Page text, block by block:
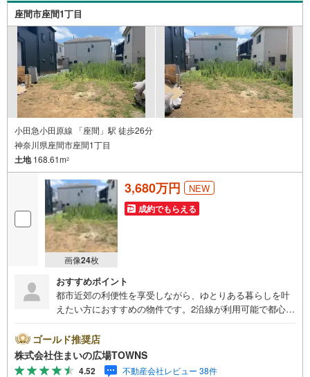
い♪駐車場もございますので、お車でのお越しも大歓迎で
す！
座間市座間1丁目
小田急小田原線 「座間」駅 徒歩26分
神奈川県座間市座間1丁目
土地168.61m2
画像24枚
3,680万円 NEW
成約でもらえる
おすすめポイント
都市近郊の利便性を享受しながら、ゆとりある暮らしを叶
えたい方におすすめの物件です。2沿線が利用可能で都心へ
る広々とした敷地が魅力です。整然とした街並みが美しい
開発分譲地内に位置しており、小さなお子様がいるご家庭
でも安心してお過ごしいただけます。日々の生活を支える
ゴールド推奨店
株式会社住まいの広場TOWNS
4.52 不動産会社レビュー 38件